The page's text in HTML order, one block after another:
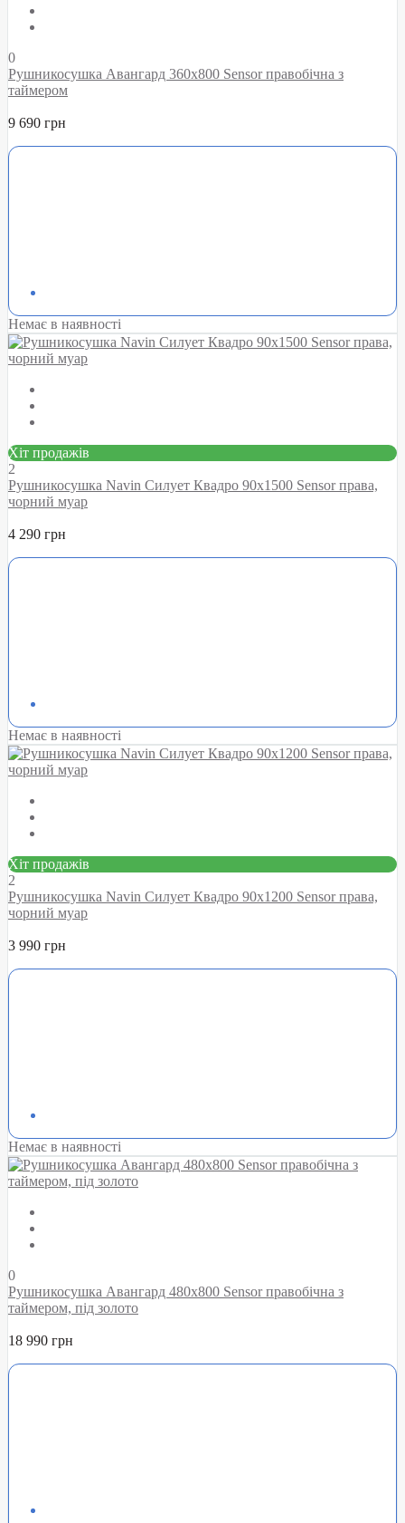
0
Рушникосушка Авангард 360х800 Sensor правобічна з
таймером
9 690 грн
Немає в наявності
Хіт продажів
2
Рушникосушка Navin Силует Квадро 90х1500 Sensor права,
чорний муар
4 290 грн
Немає в наявності
Хіт продажів
2
Рушникосушка Navin Силует Квадро 90х1200 Sensor права,
чорний муар
3 990 грн
Немає в наявності
0
Рушникосушка Авангард 480х800 Sensor правобічна з
таймером, під золото
18 990 грн